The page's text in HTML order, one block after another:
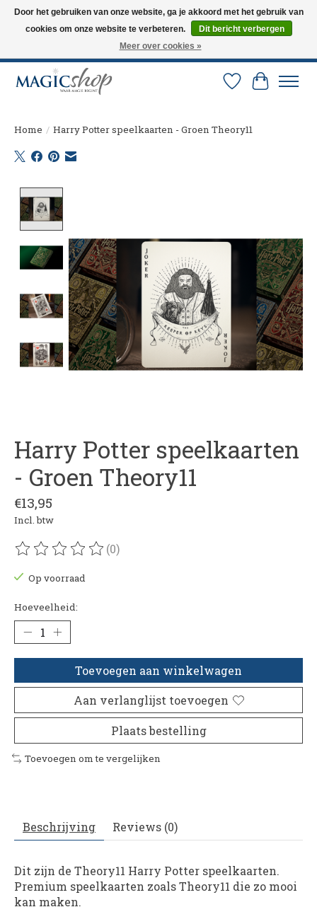
Altijd de nieuwste trucs op voorraad. Snelle verzending via PostNL en DHL.
Langskomen in onze winkel? Bel of mail om een afspraak te maken. 0251-
Verlanglijst
Home / Harry Potter speelkaarten - Groen Theory11
Harry Potter speelkaarten
- Groen Theory11
€13,95
Incl. btw
De beoordeling van dit product is
(0)
Op voorraad
Hoeveelheid:
Toevoegen aan winkelwagen
Aan verlanglijst toevoegen
Plaats bestelling
Toevoegen om te vergelijken
Beschrijving Reviews (0)
Dit zijn de Theory11 Harry Potter speelkaarten.
Premium speelkaarten zoals Theory11 die zo mooi
kan maken.
Door het gebruiken van onze website, ga je akkoord met het gebruik van
cookies om onze website te verbeteren.
Dit bericht verbergen
Meer over cookies »